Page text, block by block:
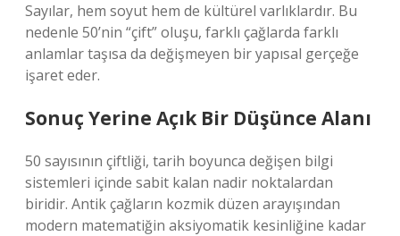
Sayılar, hem soyut hem de kültürel varlıklardır. Bu
nedenle 50’nin “çift” oluşu, farklı çağlarda farklı
anlamlar taşısa da değişmeyen bir yapısal gerçeğe
işaret eder.
Sonuç Yerine Açık Bir Düşünce Alanı
50 sayısının çiftliği, tarih boyunca değişen bilgi
sistemleri içinde sabit kalan nadir noktalardan
biridir. Antik çağların kozmik düzen arayışından
modern matematiğin aksiyomatik kesinliğine kadar